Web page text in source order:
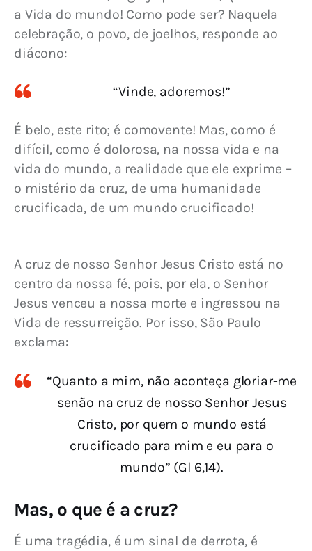
a Vida do mundo! Como pode ser? Naquela
celebração, o povo, de joelhos, responde ao
diácono:
“Vinde, adoremos!”
É belo, este rito; é comovente! Mas, como é
difícil, como é dolorosa, na nossa vida e na
vida do mundo, a realidade que ele exprime –
o mistério da cruz, de uma humanidade
crucificada, de um mundo crucificado!
A cruz de nosso Senhor Jesus Cristo está no
centro da nossa fé, pois, por ela, o Senhor
Jesus venceu a nossa morte e ingressou na
Vida de ressurreição. Por isso, São Paulo
exclama:
“Quanto a mim, não aconteça gloriar-me
senão na cruz de nosso Senhor Jesus
Cristo, por quem o mundo está
crucificado para mim e eu para o
mundo” (Gl 6,14).
Mas, o que é a cruz?
É uma tragédia, é um sinal de derrota, é